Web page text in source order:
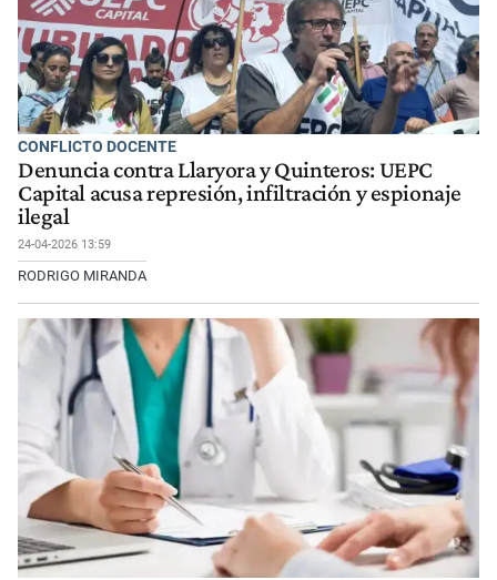
CONFLICTO DOCENTE
Denuncia contra Llaryora y Quinteros: UEPC
Capital acusa represión, infiltración y espionaje
ilegal
24-04-2026 13:59
RODRIGO MIRANDA